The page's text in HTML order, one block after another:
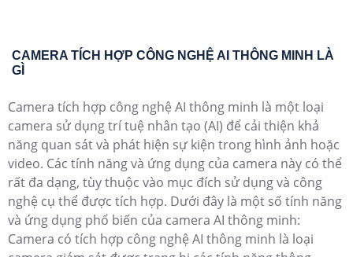
CAMERA TÍCH HỢP CÔNG NGHỆ AI THÔNG MINH LÀ
GÌ
Camera tích hợp công nghệ AI thông minh là một loại
camera sử dụng trí tuệ nhân tạo (AI) để cải thiện khả
năng quan sát và phát hiện sự kiện trong hình ảnh hoặc
video. Các tính năng và ứng dụng của camera này có thể
rất đa dạng, tùy thuộc vào mục đích sử dụng và công
nghệ cụ thể được tích hợp. Dưới đây là một số tính năng
và ứng dụng phổ biến của camera AI thông minh:
Camera có tích hợp công nghệ AI thông minh là loại